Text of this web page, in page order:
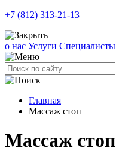
+7 (812) 313-21-13
о нас Услуги Специалисты
Главная
Массаж стоп
Массаж стоп